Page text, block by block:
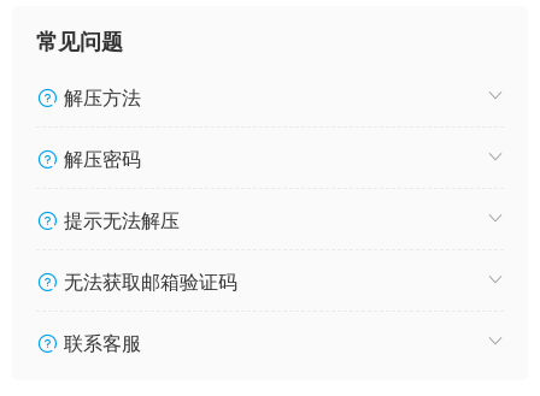
常见问题
解压方法
解压密码
提示无法解压
无法获取邮箱验证码
联系客服